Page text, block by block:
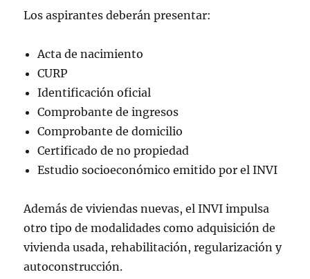
Los aspirantes deberán presentar:
Acta de nacimiento
CURP
Identificación oficial
Comprobante de ingresos
Comprobante de domicilio
Certificado de no propiedad
Estudio socioeconómico emitido por el INVI
Además de viviendas nuevas, el INVI impulsa
otro tipo de modalidades como adquisición de
vivienda usada, rehabilitación, regularización y
autoconstrucción.